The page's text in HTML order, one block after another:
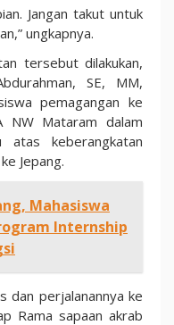
Jangan takut untuk
ungkapnya.
tersebut dilakukan,
SE, MM,
pemagangan ke
NW Mataram dalam
atas keberangkatan
Jepang.
Mahasiswa
Internship
dan perjalanannya ke
Rama sapaan akrab